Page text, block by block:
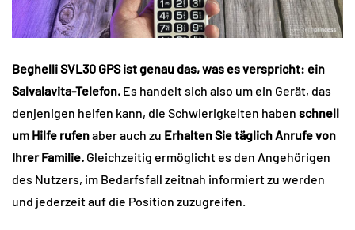
Beghelli SVL30 GPS ist genau das, was es verspricht: ein
Salvalavita-Telefon. Es handelt sich also um ein Gerät, das
denjenigen helfen kann, die Schwierigkeiten haben schnell
um Hilfe rufenaber auch zu Erhalten Sie täglich Anrufe von
Ihrer Familie. Gleichzeitig ermöglicht es den Angehörigen
des Nutzers, im Bedarfsfall zeitnah informiert zu werden
und jederzeit auf die Position zuzugreifen.